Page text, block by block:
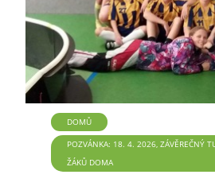
DOMŮ
POZVÁNKA: 18. 4. 2026, ZÁVĚREČNÝ
ŽÁKŮ DOMA